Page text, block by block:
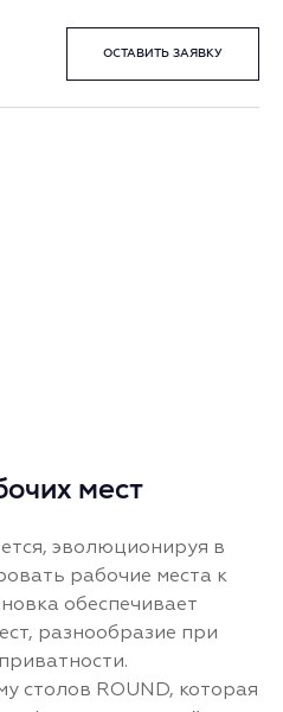
ОСТАВИТЬ ЗАЯВКУ
мест
эволюционируя в
рабочие места к
обеспечивает
разнообразие при
столов ROUND, которая